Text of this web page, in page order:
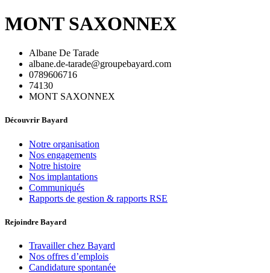
MONT SAXONNEX
Albane De Tarade
albane.de-tarade@groupebayard.com
0789606716
74130
MONT SAXONNEX
Découvrir Bayard
Notre organisation
Nos engagements
Notre histoire
Nos implantations
Communiqués
Rapports de gestion & rapports RSE
Rejoindre Bayard
Travailler chez Bayard
Nos offres d’emplois
Candidature spontanée